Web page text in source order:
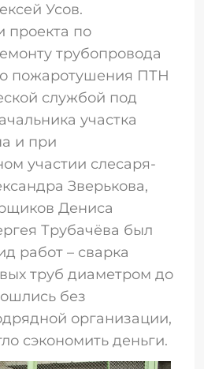
Усов.
проекта по
трубопровода
пожаротушения ПТН
службой под
участка
и при
участии слесаря-
Зверькова,
Дениса
Трубачёва был
работ – сварка
труб диаметром до
без
организации,
сэкономить деньги.